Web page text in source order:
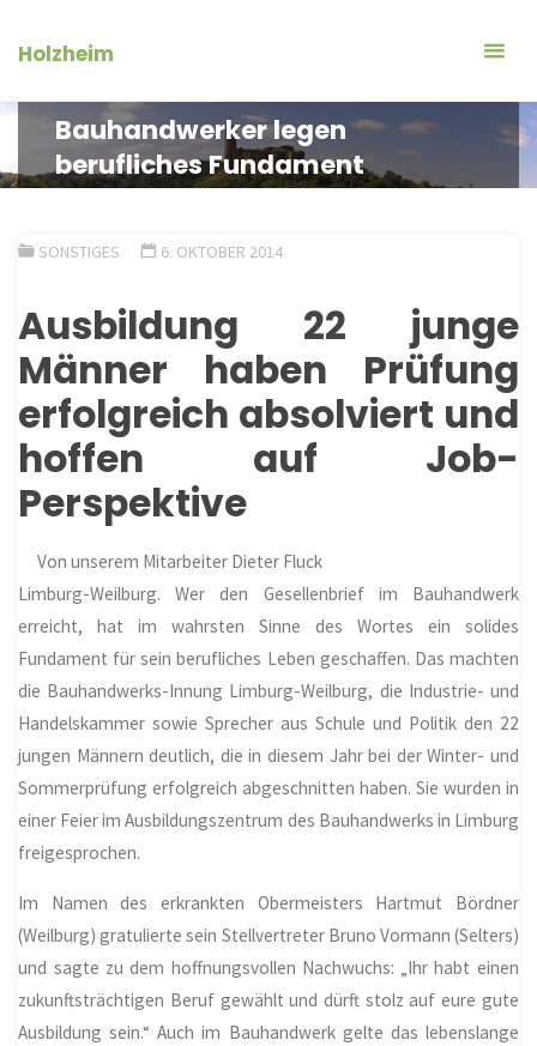
InhaltHolzheim
Bauhandwerker legen
berufliches Fundament
SONSTIGES 6. OKTOBER 2014
Ausbildung 22 junge
Männer haben Prüfung
erfolgreich absolviert und
hoffen auf Job-
Perspektive
Von unserem Mitarbeiter Dieter Fluck
Limburg-Weilburg. Wer den Gesellenbrief im Bauhandwerk
erreicht, hat im wahrsten Sinne des Wortes ein solides
Fundament für sein berufliches Leben geschaffen. Das machten
die Bauhandwerks-Innung Limburg-Weilburg, die Industrie- und
Handelskammer sowie Sprecher aus Schule und Politik den 22
jungen Männern deutlich, die in diesem Jahr bei der Winter- und
Sommerprüfung erfolgreich abgeschnitten haben. Sie wurden in
einer Feier im Ausbildungszentrum des Bauhandwerks in Limburg
freigesprochen.
Im Namen des erkrankten Obermeisters Hartmut Bördner
(Weilburg) gratulierte sein Stellvertreter Bruno Vormann (Selters)
und sagte zu dem hoffnungsvollen Nachwuchs: „Ihr habt einen
zukunftsträchtigen Beruf gewählt und dürft stolz auf eure gute
Ausbildung sein.“ Auch im Bauhandwerk gelte das lebenslange